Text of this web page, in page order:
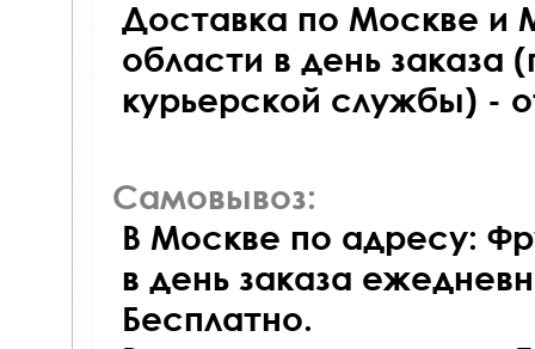
Доставка по Москве и
области в день заказа
курьерской службы) -
Самовывоз:
В Москве по адресу:
в день заказа
Бесплатно.